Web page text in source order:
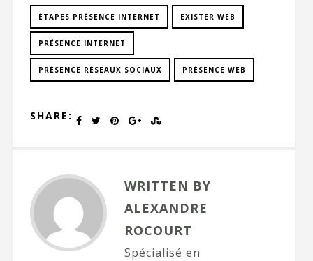
ÉTAPES PRÉSENCE INTERNET EXISTER WEB
PRÉSENCE INTERNET
PRÉSENCE RÉSEAUX SOCIAUX PRÉSENCE WEB
SHARE:
WRITTEN BY
ALEXANDRE
ROCOURT
Spécialisé en